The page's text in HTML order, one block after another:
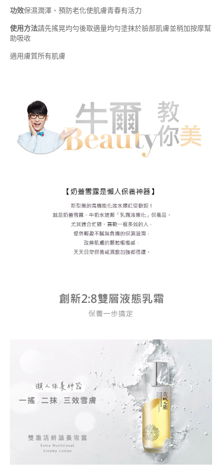
功效保濕潤澤、預防老化使肌膚青春有活力
使用方法請先搖晃均勻後取適量均勻塗抹於臉部肌膚並稍加按摩幫
助吸收
適用膚質所有肌膚